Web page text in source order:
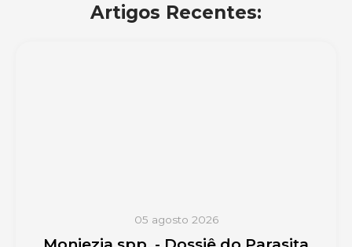
Artigos Recentes:
05 agosto 2026